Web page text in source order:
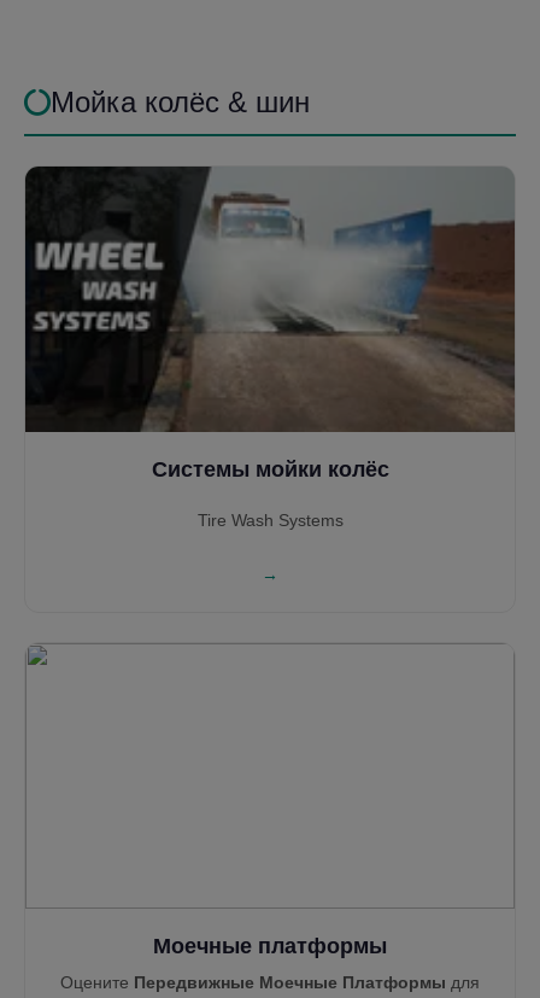
Мойка колёс & шин
Системы мойки колёс
Tire Wash Systems
→
Моечные платформы
Оцените Передвижные Моечные Платформы для